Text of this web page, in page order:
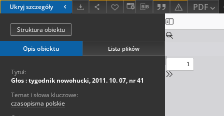
Ukryj szczegóły PDF
Struktura obiektu
Opis obiektu Lista plików
Tytuł:
Głos : tygodnik nowohucki, 2011. 10. 07, nr 41
Temat i słowa kluczowe:
czasopisma polskie